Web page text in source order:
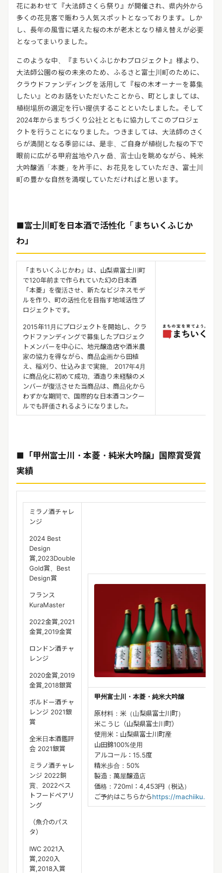
花にあわせて『大法師さくら祭り』が開催され、県内外から
多くの花見客で賑わう人気スポットとなっております。しか
し、長年の風雪に堪えた桜の木が老木となり植え替えが必要
となってまいりました。
このような中、『まちいくふじかわプロジェクト』様より、
大法師公園の桜の未来のため、ふるさと富士川町のために、
クラウドファンディングを活用して『桜の木オーナーを募集
したい』とのお話をいただいたことから、町としましては、
植樹場所の選定を行い提供することといたしました。そして
2024年からまちづくり公社とともに協力してこのプロジェ
クトを行うことになりました。つきましては、大法師のさく
らが満開となる季節には、是非、ご自身が植樹した桜の下で
眼前に広がる甲府盆地や八ヶ岳、富士山を眺めながら、純米
大吟醸酒「本菱」を片手に、お花見をしていただき、富士川
町の豊かな自然を満喫していただければと思います。
■富士川町を日本酒で活性化「まちいくふじか
わ」
「まちいくふじかわ」は、山梨県富士川町
で120年前まで作られていた幻の日本酒
「本菱」を復活させ、新たなビジネスモデ
ルを作り、町の活性化を目指す地域活性プ
ロジェクトです。
2015年11月にプロジェクトを開始し、クラ
ウドファンディングで募集したプロジェク
トメンバーを中心に、地元醸造店や酒米農
家の協力を得ながら、商品企画から田植
え、稲刈り、仕込みまで実施。 2017年4月
に商品化に初めて成功。酒造り未経験のメ
ンバーが復活させた当商品は、商品化から
わずかな期間で、国際的な日本酒コンクー
ルでも評価されるようになりました。
■「甲州富士川・本菱・純米大吟醸」国際賞受賞
実績
ミラノ酒チャレ
ンジ
2024 Best
Design
賞,2023Double
Gold賞、Best
Design賞
フランス
KuraMaster
2022金賞,2021
金賞,2019金賞
ロンドン酒チャ
レンジ
2020金賞,2019
金賞,2018銀賞
ボルドー酒チャ
レンジ 2021銀
賞
全米日本酒鑑評
会 2021銀賞
ミラノ酒チャレ
ンジ 2022銅
賞、2022ベス
トフードペアリ
ング
（魚介のパス
タ）
IWC 2021入
賞,2020入
賞,2018入賞
甲州富士川・本菱・純米大吟醸
原材料：米（山梨県富士川町）
米こうじ（山梨県富士川町）
使用米：山梨県富士川町産
山田錦100%使用
アルコール：15.5度
精米歩合：50%
製造：萬屋醸造店
価格：720ml：4,453円（税込）
ご予約はこちらからhttps://